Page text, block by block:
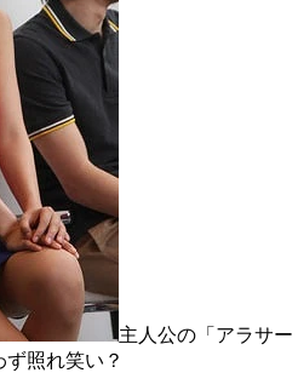
主人公の「アラサー
照れ笑い？